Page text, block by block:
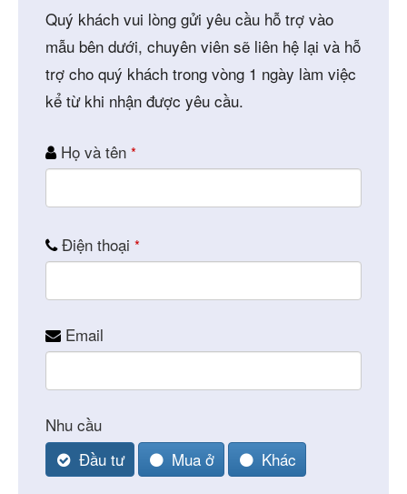
Quý khách vui lòng gửi yêu cầu hỗ trợ vào
mẫu bên dưới, chuyên viên sẽ liên hệ lại và hỗ
trợ cho quý khách trong vòng 1 ngày làm việc
kể từ khi nhận được yêu cầu.
Họ và tên *
Điện thoại *
Email
Email *
Nhu cầu
Đầu tư
Mua ở Khác